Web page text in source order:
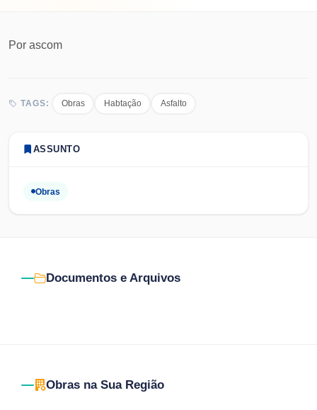
Por ascom
TAGS: Obras Habtação Asfalto
ASSUNTO
Obras
Documentos e Arquivos
Obras na Sua Região